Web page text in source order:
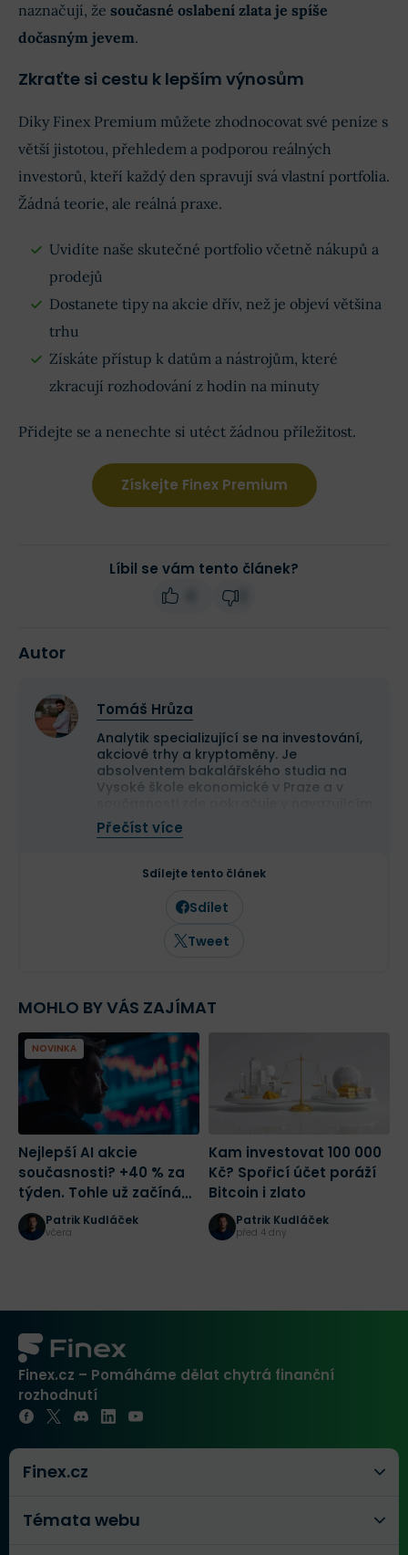
naznačují, že současné oslabení zlata je spíše
dočasným jevem.
Zkraťte si cestu k lepším výnosům
Díky Finex Premium můžete zhodnocovat své peníze s
větší jistotou, přehledem a podporou reálných
investorů, kteří každý den spravují svá vlastní portfolia.
Žádná teorie, ale reálná praxe.
Uvidíte naše skutečné portfolio včetně nákupů a
prodejů
Dostanete tipy na akcie dřív, než je objeví většina
trhu
Získáte přístup k datům a nástrojům, které
zkracují rozhodování z hodin na minuty
Přidejte se a nenechte si utéct žádnou příležitost.
Získejte Finex Premium
Líbil se vám tento článek?
2
Autor
Tomáš Hrůza
Analytik specializující se na investování,
akciové trhy a kryptoměny. Je
absolventem bakalářského studia na
Vysoké škole ekonomické v Praze a v
magisterském studiu.
Na finančních trzích se pohybuje již více
analýze tradičních i kryptoměnových
trhů. Ve Finexu působí jako šéfredaktor a
zaměřuje se na investování,
makroekonomii a aktuální dění na
finančních trzích.
Přečíst více
Sdílejte tento článek
Sdílet
Tweet
MOHLO BY VÁS ZAJÍMAT
NOVINKA
Nejlepší AI akcie
současnosti? +40 % za
týden. Tohle už začíná
být šílené | Burza
s odstupem
Patrik Kudláček
včera
Kam investovat 100 000
Kč? Spořicí účet poráží
Bitcoin i zlato
Patrik Kudláček
před 4 dny
Finex.cz – Pomáháme dělat chytrá finanční
rozhodnutí
Finex.cz
Témata webu